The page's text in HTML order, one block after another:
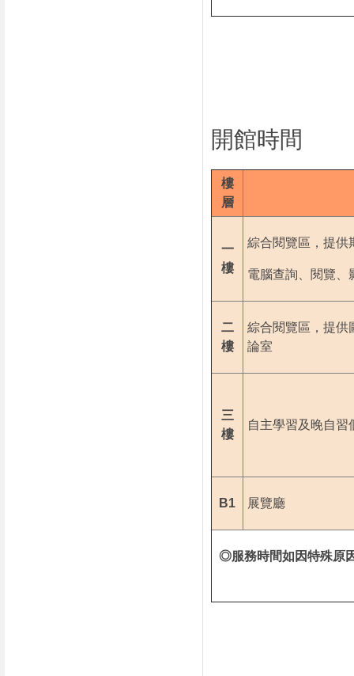
開館時間
樓
層
一
樓
綜合閱覽區，提供
電腦查詢、閱覽、
二
樓
綜合閱覽區，提供
論室
三
樓
自主學習及晚自習
B1 展覽廳
◎服務時間如因特殊原